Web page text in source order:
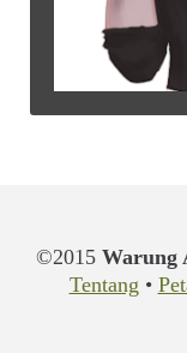
©2015 Warung
Tentang •